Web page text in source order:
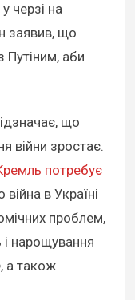
черзі на
заявив, що
Путіним, аби
що
війни зростає.
потребує
війна в Україні
проблем,
нарощування
а також